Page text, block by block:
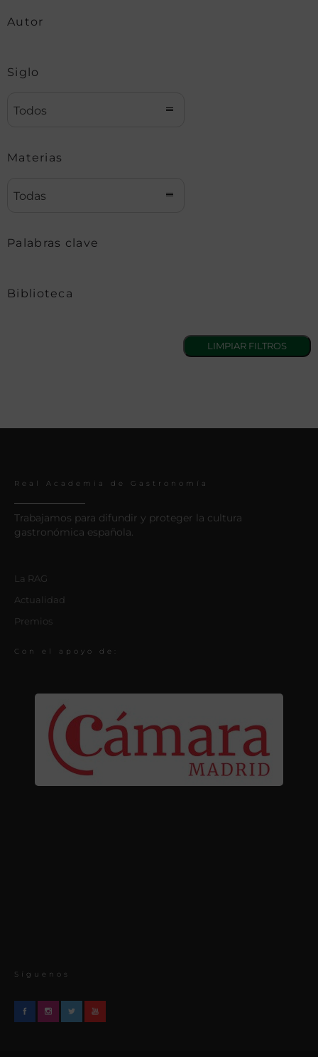
Autor
Siglo
Todos
Materias
Todas
Palabras clave
Biblioteca
Real Academia de Gastronomía
Trabajamos para difundir y proteger la cultura
gastronómica española.
La RAG
Actualidad
Premios
Con el apoyo de:
Síguenos